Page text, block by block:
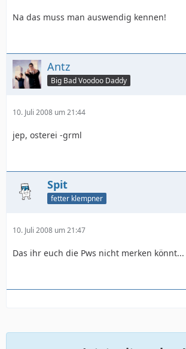
Na das muss man auswendig kennen!
Antz
Big Bad Voodoo Daddy
10. Juli 2008 um 21:44
jep, osterei -grml
Spit
fetter klempner
10. Juli 2008 um 21:47
Das ihr euch die Pws nicht merken könnt...